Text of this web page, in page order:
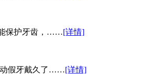
能保护牙齿，……[详情]
动假牙戴久了……[详情]